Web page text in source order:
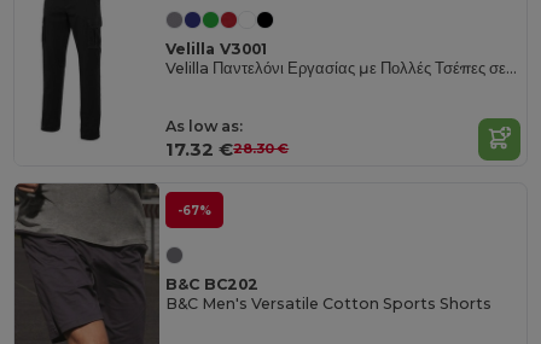
Velilla V3001
Velilla Παντελόνι Εργασίας με Πολλές Τσέπες σε Μεσονύχτιο Μπλε
As low as:
17.32 €28.30 €
-67%
B&C BC202
B&C Men's Versatile Cotton Sports Shorts